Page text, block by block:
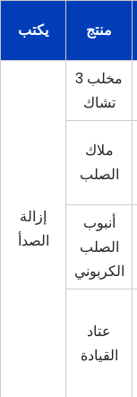
يكتب منتج
إزالة
الصدأ
3 مخلب
تشاك
ملاك
الصلب
أنبوب
الصلب
الكربوني
عتاد
القيادة